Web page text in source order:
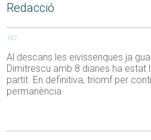
Redacció
182
Al descans les eivissenques ja
Dimitrescu amb 8 dianes ha estat
partit. En definitiva, triomf per
permanència